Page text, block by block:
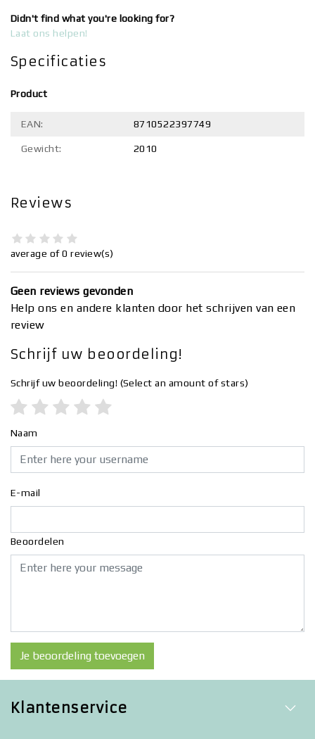
Didn't find what you're looking for?
Laat ons helpen!
Specificaties
Product
EAN: 8710522397749
Gewicht: 2010
Reviews
average of 0 review(s)
Geen reviews gevonden
Help ons en andere klanten door het schrijven van een
review
Schrijf uw beoordeling!
Schrijf uw beoordeling! (Select an amount of stars)
Naam
E-mail
Beoordelen
Je beoordeling toevoegen
Klantenservice